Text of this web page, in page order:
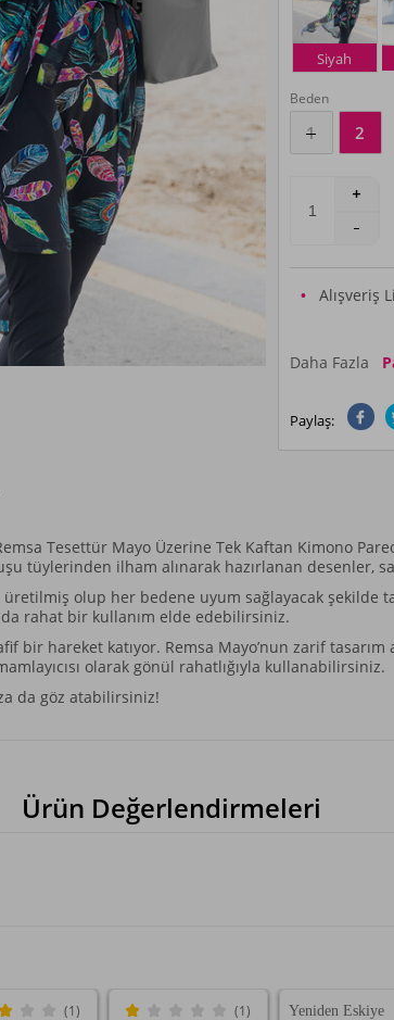
Siyah
Beden
1 2
Alışveriş
Daha Fazla
Paylaş:
Tesettür Mayo Üzerine Tek Kaftan Kimono
tüylerinden ilham alınarak hazırlanan desenler,
olup her bedene uyum sağlayacak şekilde
rahat bir kullanım elde edebilirsiniz.
hareket katıyor. Remsa Mayo’nun zarif tasarım
olarak gönül rahatlığıyla kullanabilirsiniz.
da göz atabilirsiniz!
Ürün Değerlendirmeleri
(1) (1)